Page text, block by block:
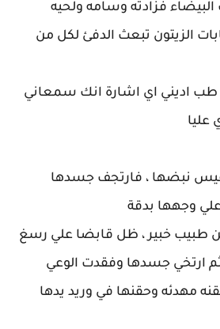
فزادته وسامه ولحيه
الزيتون تبعث الدفئ لكل من
، طب اديني اي اشارة انك سمعاني
عليا
نبضها ، فارتجف جسدها
وجهها بدقة
طبيب خبير ، ظل قابضا علي رسغ
ثم ارتخي جسدها وفقدت الوعي
مهدئه وحقنها في وريد يدها